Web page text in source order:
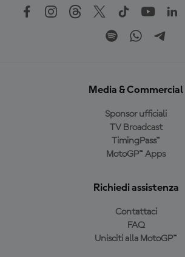
Media & Commercial
Sponsor ufficiali
TV Broadcast
TimingPass™
MotoGP™ Apps
Richiedi assistenza
Contattaci
FAQ
Unisciti alla MotoGP™